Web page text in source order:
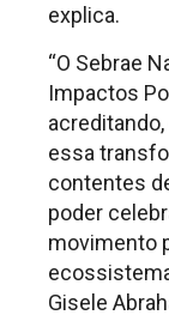
explica.
“O Sebrae
Impactos
essa
contentes
poder
movimento
Gisele